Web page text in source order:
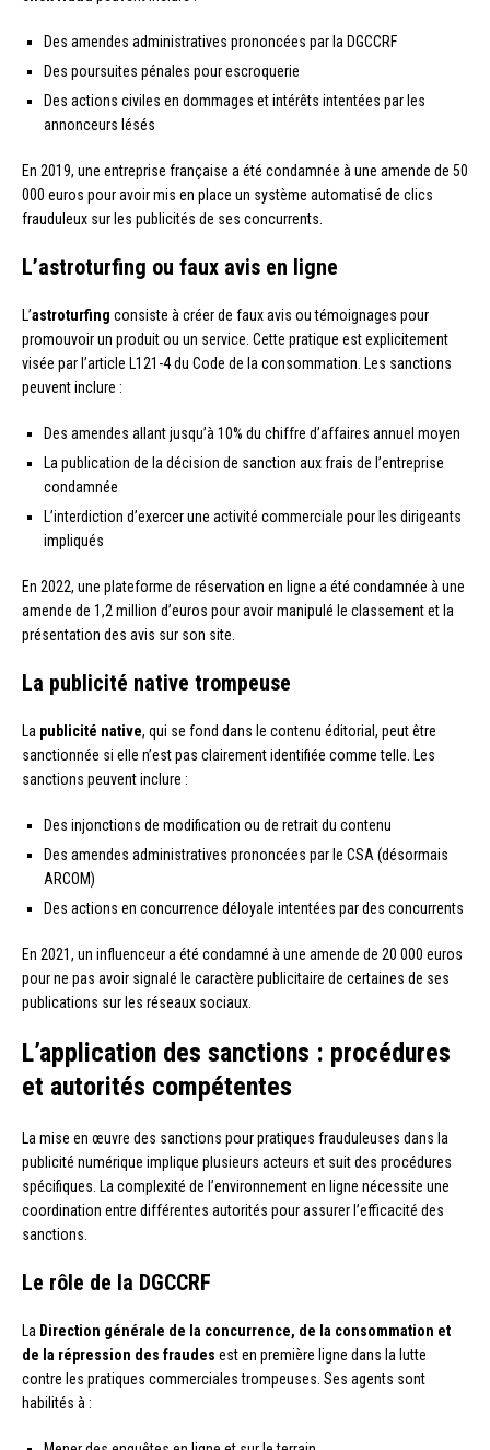
Des amendes administratives prononcées par la DGCCRF
Des poursuites pénales pour escroquerie
Des actions civiles en dommages et intérêts intentées par les
annonceurs lésés
En 2019, une entreprise française a été condamnée à une amende de 50
000 euros pour avoir mis en place un système automatisé de clics
frauduleux sur les publicités de ses concurrents.
L’astroturfing ou faux avis en ligne
L’astroturfing consiste à créer de faux avis ou témoignages pour
promouvoir un produit ou un service. Cette pratique est explicitement
visée par l’article L121-4 du Code de la consommation. Les sanctions
peuvent inclure :
Des amendes allant jusqu’à 10% du chiffre d’affaires annuel moyen
La publication de la décision de sanction aux frais de l’entreprise
condamnée
L’interdiction d’exercer une activité commerciale pour les dirigeants
impliqués
En 2022, une plateforme de réservation en ligne a été condamnée à une
amende de 1,2 million d’euros pour avoir manipulé le classement et la
présentation des avis sur son site.
La publicité native trompeuse
La publicité native, qui se fond dans le contenu éditorial, peut être
sanctionnée si elle n’est pas clairement identifiée comme telle. Les
sanctions peuvent inclure :
Des injonctions de modification ou de retrait du contenu
Des amendes administratives prononcées par le CSA (désormais
ARCOM)
Des actions en concurrence déloyale intentées par des concurrents
En 2021, un influenceur a été condamné à une amende de 20 000 euros
pour ne pas avoir signalé le caractère publicitaire de certaines de ses
publications sur les réseaux sociaux.
L’application des sanctions : procédures
et autorités compétentes
La mise en œuvre des sanctions pour pratiques frauduleuses dans la
publicité numérique implique plusieurs acteurs et suit des procédures
spécifiques. La complexité de l’environnement en ligne nécessite une
coordination entre différentes autorités pour assurer l’efficacité des
sanctions.
Le rôle de la DGCCRF
La Direction générale de la concurrence, de la consommation et
de la répression des fraudes est en première ligne dans la lutte
contre les pratiques commerciales trompeuses. Ses agents sont
habilités à :